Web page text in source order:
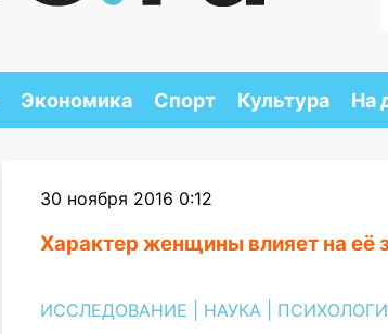
Экономика Спорт Культура На
30 ноября 2016 0:12
Характер женщины влияет на её
ИССЛЕДОВАНИЕ НАУКА